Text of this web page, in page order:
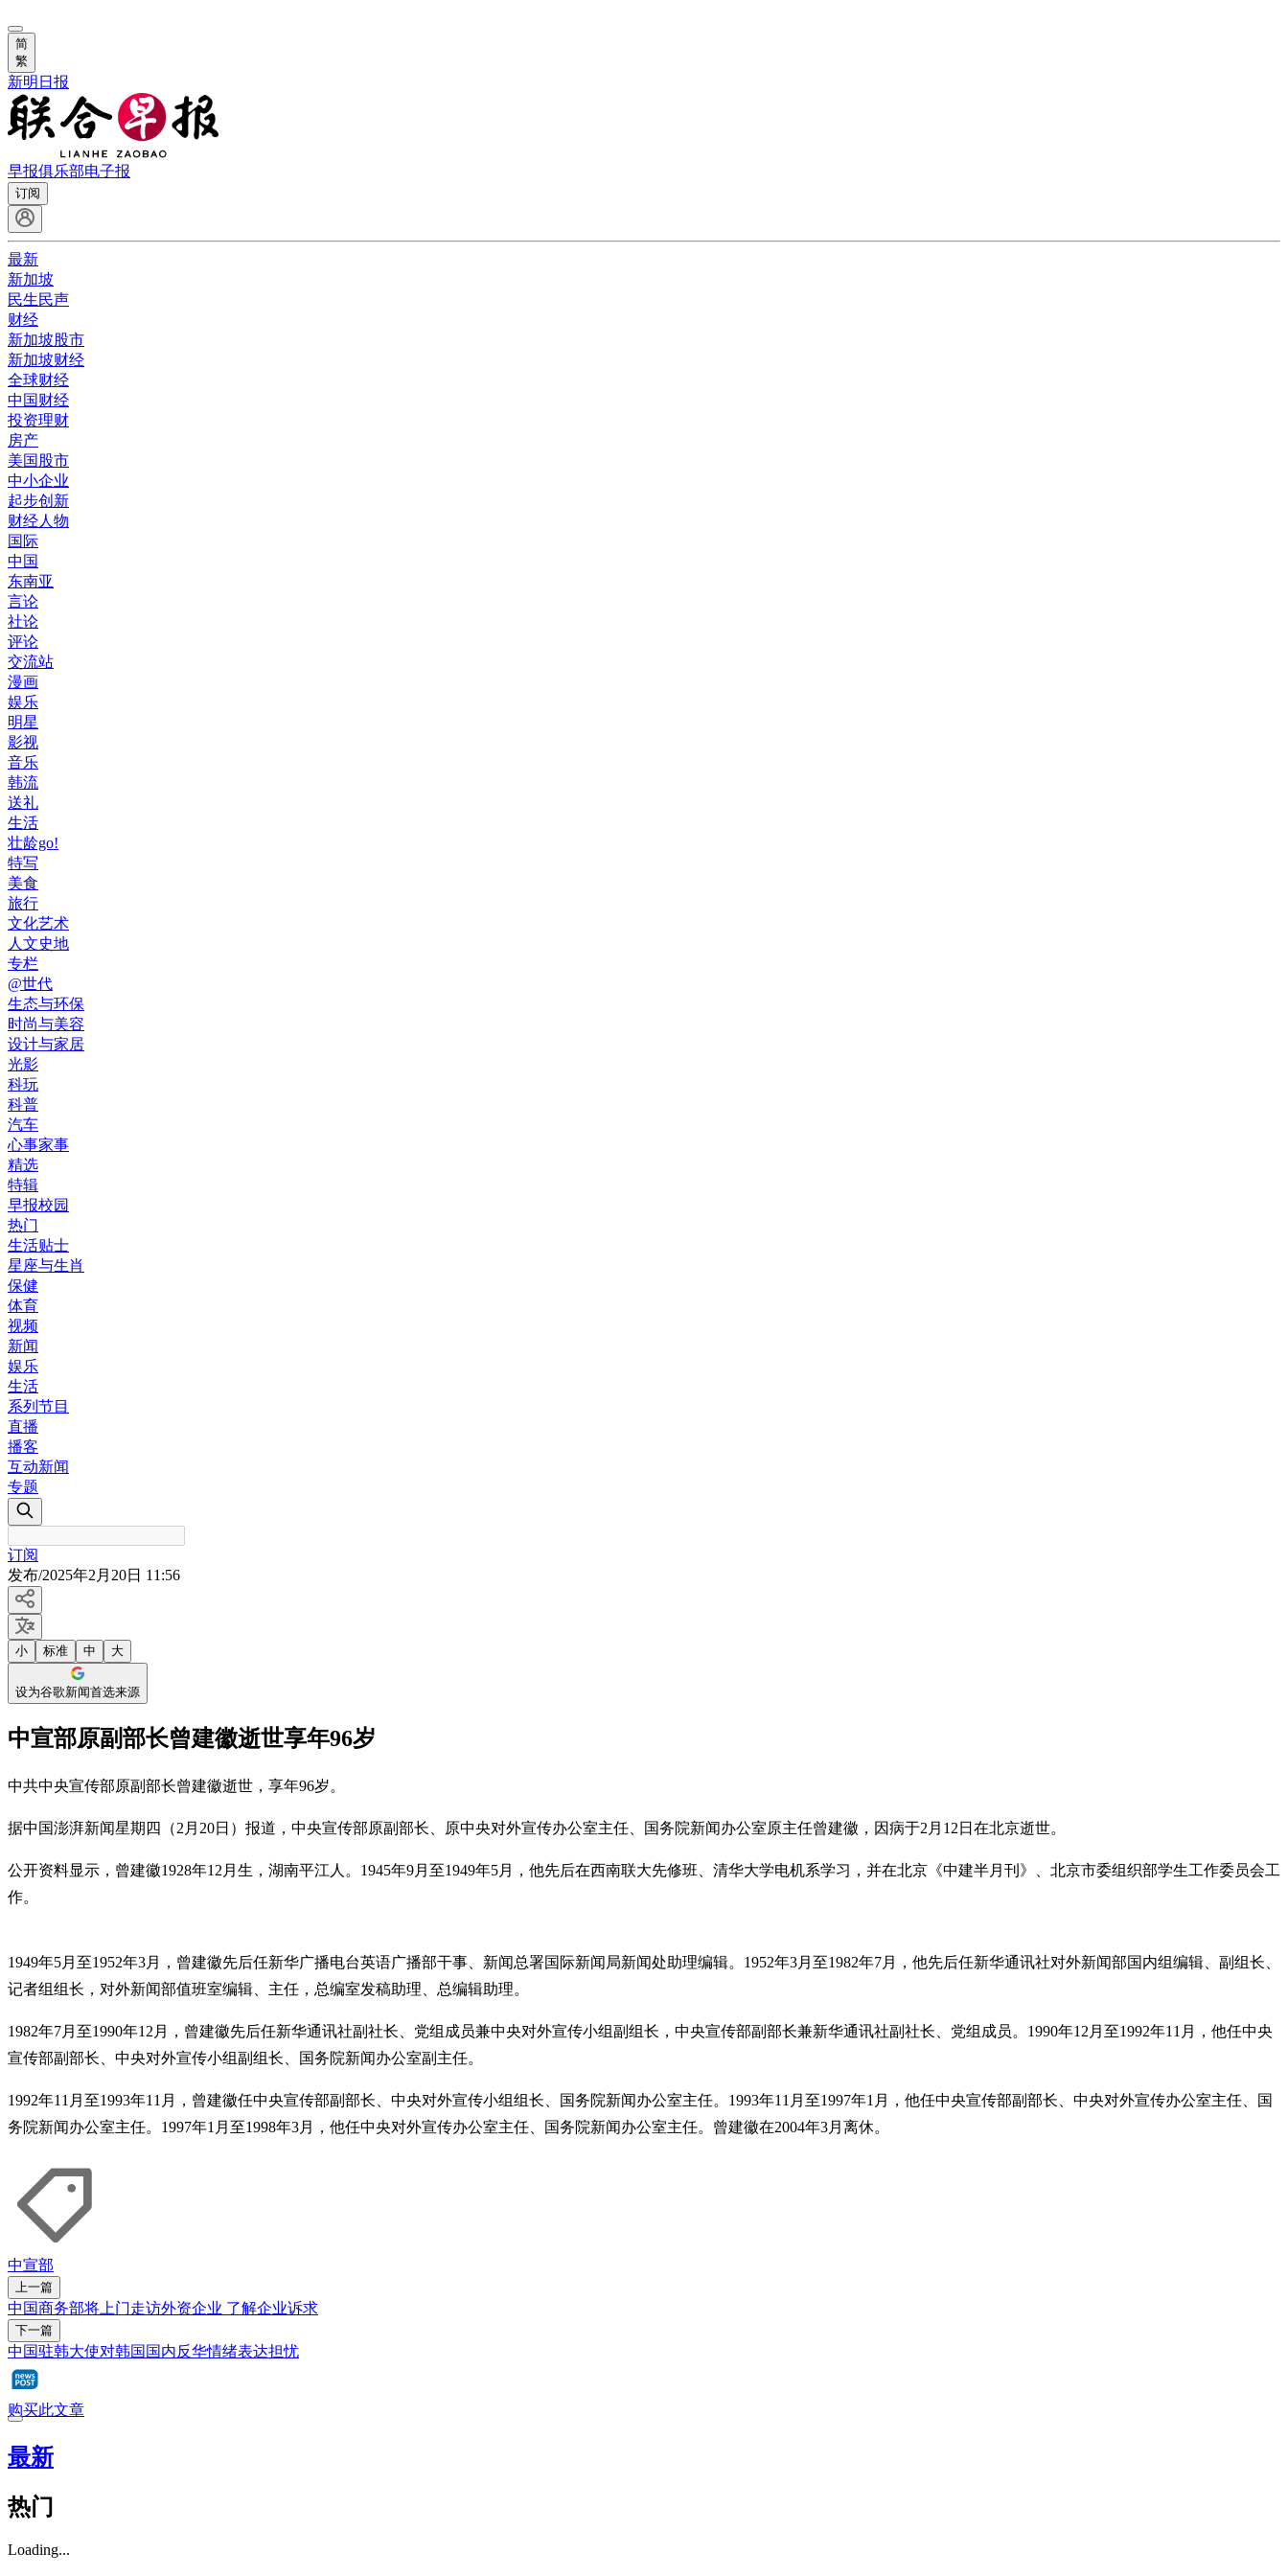
简
繁
新明日报
早报俱乐部电子报
订阅
最新
新加坡
民生民声
财经
新加坡股市
新加坡财经
全球财经
中国财经
投资理财
房产
美国股市
中小企业
起步创新
财经人物
国际
中国
东南亚
言论
社论
评论
交流站
漫画
娱乐
明星
影视
音乐
韩流
送礼
生活
壮龄go!
特写
美食
旅行
文化艺术
人文史地
专栏
@世代
生态与环保
时尚与美容
设计与家居
光影
科玩
科普
汽车
心事家事
精选
特辑
早报校园
热门
生活贴士
星座与生肖
保健
体育
视频
新闻
娱乐
生活
系列节目
直播
播客
互动新闻
专题
订阅
发布/2025年2月20日 11:56
小 标准 中 大
设为谷歌新闻首选来源
中宣部原副部长曾建徽逝世享年96岁
中共中央宣传部原副部长曾建徽逝世，享年96岁。
据中国澎湃新闻星期四（2月20日）报道，中央宣传部原副部长、原中央对外宣传办公室主任、国务院新闻办公室原主任曾建徽，因病于2月12日在北京逝世。
公开资料显示，曾建徽1928年12月生，湖南平江人。1945年9月至1949年5月，他先后在西南联大先修班、清华大学电机系学习，并在北京《中建半月刊》、北京市委组织部学生工作委员会工
作。
1949年5月至1952年3月，曾建徽先后任新华广播电台英语广播部干事、新闻总署国际新闻局新闻处助理编辑。1952年3月至1982年7月，他先后任新华通讯社对外新闻部国内组编辑、副组长、
记者组组长，对外新闻部值班室编辑、主任，总编室发稿助理、总编辑助理。
1982年7月至1990年12月，曾建徽先后任新华通讯社副社长、党组成员兼中央对外宣传小组副组长，中央宣传部副部长兼新华通讯社副社长、党组成员。1990年12月至1992年11月，他任中央
宣传部副部长、中央对外宣传小组副组长、国务院新闻办公室副主任。
1992年11月至1993年11月，曾建徽任中央宣传部副部长、中央对外宣传小组组长、国务院新闻办公室主任。1993年11月至1997年1月，他任中央宣传部副部长、中央对外宣传办公室主任、国
务院新闻办公室主任。1997年1月至1998年3月，他任中央对外宣传办公室主任、国务院新闻办公室主任。曾建徽在2004年3月离休。
中宣部
上一篇
中国商务部将上门走访外资企业 了解企业诉求
下一篇
中国驻韩大使对韩国国内反华情绪表达担忧
购买此文章
最新
热门
Loading...